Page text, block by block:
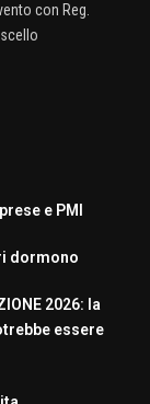
con Reg.
e PMI
dormono
2026: la
essere